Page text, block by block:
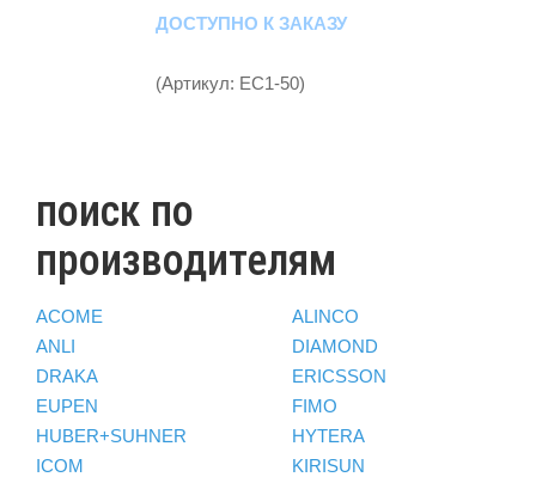
ДОСТУПНО К ЗАКАЗУ
(Артикул: EC1-50)
поиск по
производителям
ACOME
ALINCO
ANLI
DIAMOND
DRAKA
ERICSSON
EUPEN
FIMO
HUBER+SUHNER
HYTERA
ICOM
KIRISUN